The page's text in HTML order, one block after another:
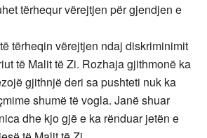
tërhequr vërejtjen për gjendjen e
tërheqin vërejtjen ndaj diskriminimit
të Malit të Zi. Rozhaja gjithmonë ka
gjithnjë deri sa pushteti nuk ka
shumë të vogla. Janë shuar
dhe kjo gjë e ka rënduar jetën e